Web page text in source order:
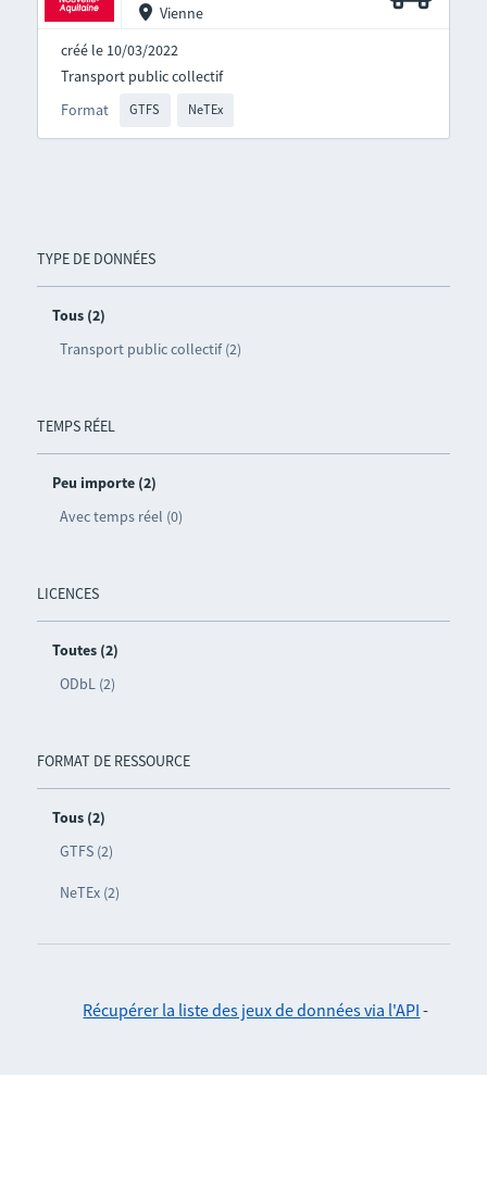
TYPE DE DONNÉES
Tous (2)
Transport public collectif (2)
TEMPS RÉEL
Peu importe (2)
Avec temps réel (0)
LICENCES
Toutes (2)
ODbL (2)
FORMAT DE RESSOURCE
Tous (2)
GTFS (2)
NeTEx (2)
Vienne
créé le 10/03/2022
Format GTFS NeTEx
Transport public collectif
Récupérer la liste des jeux de données via l'API -